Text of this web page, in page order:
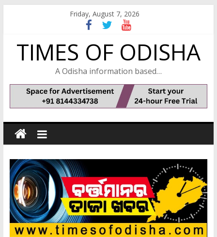
Friday, August 7, 2026
TIMES OF ODISHA
A Odisha information based…